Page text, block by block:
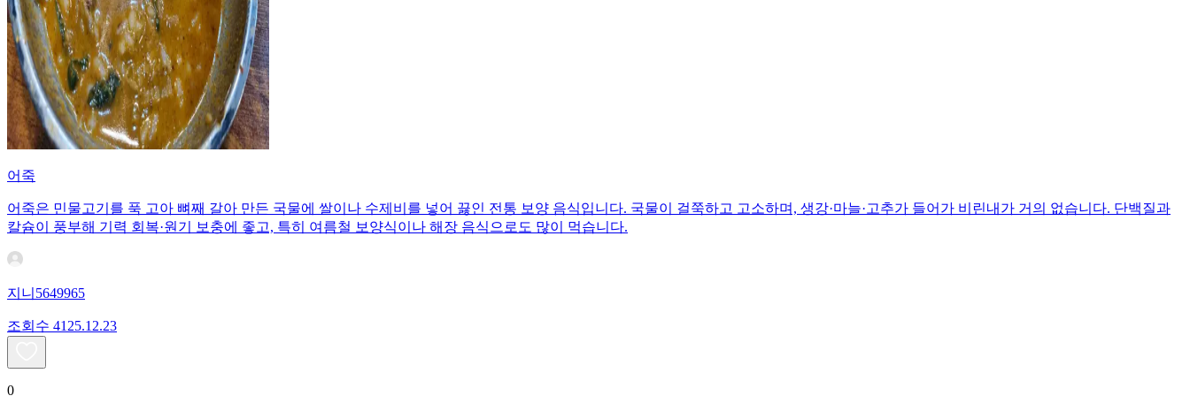
어죽
어죽은 민물고기를 푹 고아 뼈째 갈아 만든 국물에 쌀이나 수제비를 넣어 끓인 전통 보양 음식입니다. 국물이 걸쭉하고 고소하며, 생강·마늘·고추가 들어가 비린내가 거의 없습니다. 단백질과
칼슘이 풍부해 기력 회복·원기 보충에 좋고, 특히 여름철 보양식이나 해장 음식으로도 많이 먹습니다.
지니5649965
조회수 41 25.12.23
0